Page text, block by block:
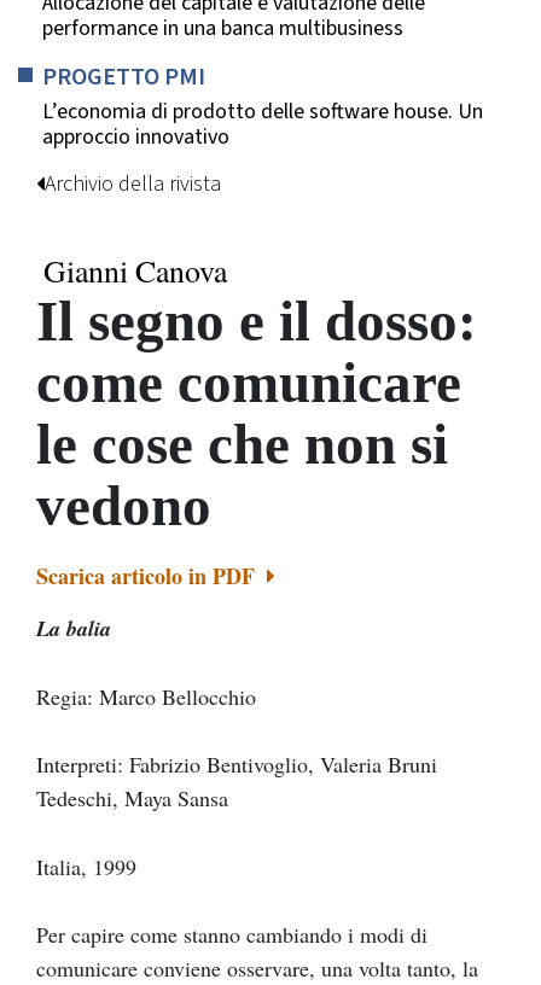
performance in una banca multibusiness
PROGETTO PMI
L’economia di prodotto delle software house. Un
approccio innovativo
Archivio della rivista
Gianni Canova
Il segno e il dosso:
come comunicare
le cose che non si
vedono
Scarica articolo in PDF
La balia
Regia: Marco Bellocchio
Interpreti: Fabrizio Bentivoglio, Valeria Bruni
Tedeschi, Maya Sansa
Italia, 1999
Per capire come stanno cambiando i modi di
comunicare conviene osservare, una volta tanto, la